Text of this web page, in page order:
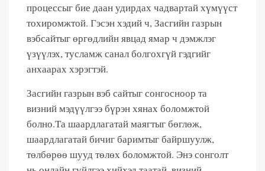
процессыг бие даан удирдах чадвартай хүмүүст
тохиромжтой. Гэсэн хэдий ч, Засгийн газрын
вэбсайтыг өргөдлийн явцад ямар ч дэмжлэг
үзүүлэх, тусламж санал болгохгүй гэдгийг
анхаарах хэрэгтэй.
Засгийн газрын вэб сайтыг сонгосноор та
визний мэдүүлгээ бүрэн хянах боломжтой
болно.Та шаардлагатай маягтыг бөглөж,
шаардлагатай бичиг баримтыг байршуулж,
төлбөрөө шууд төлөх боломжтой. Энэ сонголт